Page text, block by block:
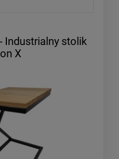
Industrialny stolik
X